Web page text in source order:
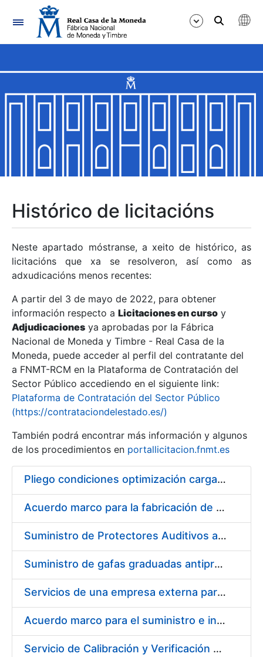
Navegación
Mostrar/Ocultar
Mostrar/Ocultar
Mostrar/Ocultar
Mostrar/Ocultar
Mostrar/Ocultar
Mostrar/Ocultar
Mostrar/Ocultar
Histórico de licitacións
Neste apartado móstranse, a xeito de histórico, as
licitacións que xa se resolveron, así como as
adxudicacións menos recentes:
A partir del 3 de mayo de 2022, para obtener
información respecto a Licitaciones en curso y
Adjudicaciones ya aprobadas por la Fábrica
Nacional de Moneda y Timbre - Real Casa de la
Moneda, puede acceder al perfil del contratante del
a FNMT-RCM en la Plataforma de Contratación del
Sector Público accediendo en el siguiente link:
Plataforma de Contratación del Sector Público
(https://contrataciondelestado.es/)
También podrá encontrar más información y algunos
de los procedimientos en portallicitacion.fnmt.es
Pliego condiciones optimización cargas compras firmado
Acuerdo marco para la fabricación de piezas
Suministro de Protectores Auditivos a medida para las personas trabajadoras de los Centros de Trabajo de Madrid y Burgos
Suministro de gafas graduadas antiproyecciones para los trabajadores de la FNMT-RCM en los centros de trabajo de Madrid y Burgos
Servicios de una empresa externa para el asesoramiento y resolución de los recursos de alzada que se presentan relacionados con procesos de selección para la FNMT-RCM
Acuerdo marco para el suministro e instalación de persianas, estores y otros complementos
Servicio de Calibración y Verificación Externa de los Equipos de Medición del Servicio de Prevención de la FNMT-RCM